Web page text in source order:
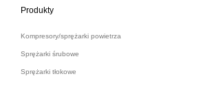
Produkty
Kompresory/sprężarki powietrza
Sprężarki śrubowe
Sprężarki tłokowe